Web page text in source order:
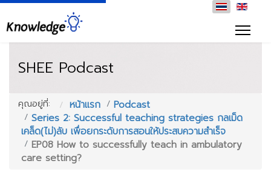
SHEE Podcast
คุณอยู่ที่: หน้าแรก
Podcast
Series 2: Successful teaching strategies กลเม็ด
เคล็ด(ไม่)ลับ เพื่อยกระดับการสอนให้ประสบความสำเร็จ
EP08 How to successfully teach in ambulatory
care setting?